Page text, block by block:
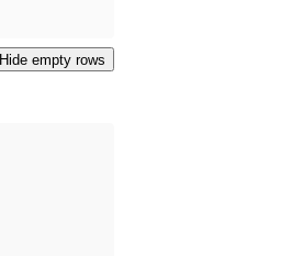
Hide empty rows